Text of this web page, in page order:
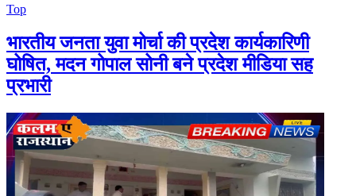
Top
भारतीय जनता युवा मोर्चा की प्रदेश कार्यकारिणी
घोषित, मदन गोपाल सोनी बने प्रदेश मीडिया सह
प्रभारी